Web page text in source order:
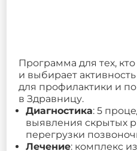
Программа для тех,
и выбирает
для профилактики и
в Здравницу.
Диагностика: 5
выявления скрытых
перегрузки
Лечение: комплекс